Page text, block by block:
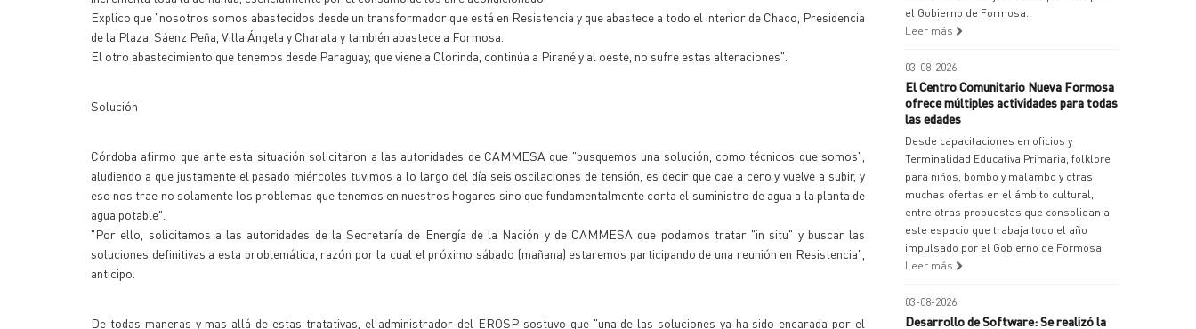
Explico que "nosotros somos abastecidos desde un transformador que está en Resistencia y que abastece a todo el interior de Chaco, Presidencia
de la Plaza, Sáenz Peña, Villa Ángela y Charata y también abastece a Formosa.
El otro abastecimiento que tenemos desde Paraguay, que viene a Clorinda, continúa a Pirané y al oeste, no sufre estas alteraciones".
Solución
Córdoba afirmo que ante esta situación solicitaron a las autoridades de CAMMESA que "busquemos una solución, como técnicos que somos",
aludiendo a que justamente el pasado miércoles tuvimos a lo largo del día seis oscilaciones de tensión, es decir que cae a cero y vuelve a subir, y
eso nos trae no solamente los problemas que tenemos en nuestros hogares sino que fundamentalmente corta el suministro de agua a la planta de
agua potable".
"Por ello, solicitamos a las autoridades de la Secretaría de Energía de la Nación y de CAMMESA que podamos tratar "in situ" y buscar las
soluciones definitivas a esta problemática, razón por la cual el próximo sábado (mañana) estaremos participando de una reunión en Resistencia",
anticipo.
De todas maneras y mas allá de estas tratativas, el administrador del EROSP sostuvo que "una de las soluciones ya ha sido encarada por el
el Gobierno de Formosa.
Leer más
03-08-2026
El Centro Comunitario Nueva Formosa
ofrece múltiples actividades para todas
las edades
Desde capacitaciones en oficios y
Terminalidad Educativa Primaria, folklore
para niños, bombo y malambo y otras
muchas ofertas en el ámbito cultural,
entre otras propuestas que consolidan a
este espacio que trabaja todo el año
impulsado por el Gobierno de Formosa.
Leer más
03-08-2026
Desarrollo de Software: Se realizó la